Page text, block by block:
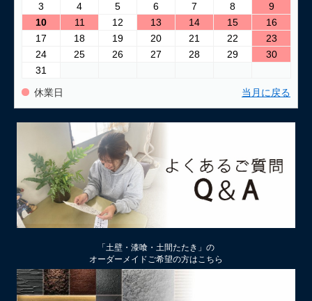
2026/03/24
古い壁の塗り替え｜失敗しない下地処理のポイント
2026/03/06
「壁カラー」はどんな塗り壁材の着色に使える もちろん土壁
にも！
土壁リフォーム時アクが出たり、出なかったりするのはなぜ？
2026/02/12
土壁仕上げ材「塗ってくれい」「やすらぎ」の色をうすく、淡
くするには
2026/01/22
厚付け補修用中塗り漆喰ドカッと！は滑らかな表面にもできる
3
4 5 6 7 8
9
10
11 12 13 14 15
16
17
18 19 20 21 22
23
24
25 26 27 28 29
30
31
休業日 当月に戻る
「土壁・漆喰・土間たたき」の
オーダーメイドご希望の方はこちら